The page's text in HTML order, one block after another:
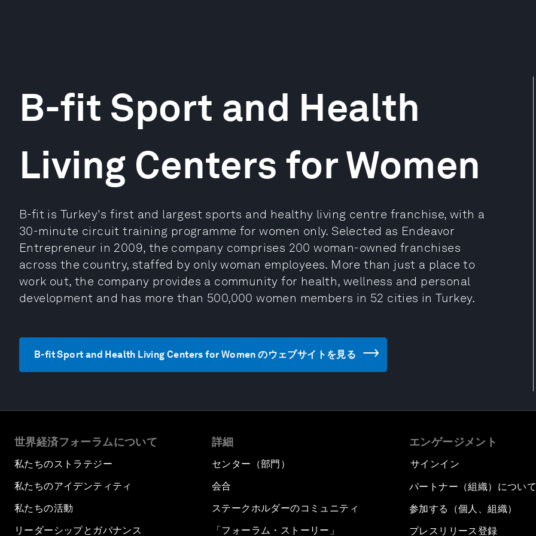
B-fit Sport and Health
Living Centers for Women
B-fit is Turkey's first and largest sports and healthy living centre franchise, with a
30-minute circuit training programme for women only. Selected as Endeavor
Entrepreneur in 2009, the company comprises 200 woman-owned franchises
across the country, staffed by only woman employees. More than just a place to
work out, the company provides a community for health, wellness and personal
development and has more than 500,000 women members in 52 cities in Turkey.
B-fit Sport and Health Living Centers for Women のウェブサイトを見る
世界経済フォーラムについて
私たちのストラテジー
私たちのアイデンティティ
私たちの活動
リーダーシップとガバナンス
詳細
センター（部門）
会合
ステークホルダーのコミュニティ
「フォーラム・ストーリー」
エンゲージメント
サインイン
パートナー（組織）について
参加する（個人、組織）
プレスリリース登録